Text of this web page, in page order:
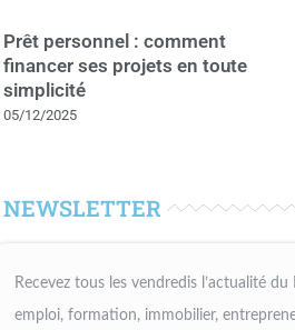
Prêt personnel : comment
financer ses projets en toute
simplicité
05/12/2025
NEWSLETTER
Recevez tous les vendredis l’actualité du
emploi, formation, immobilier,